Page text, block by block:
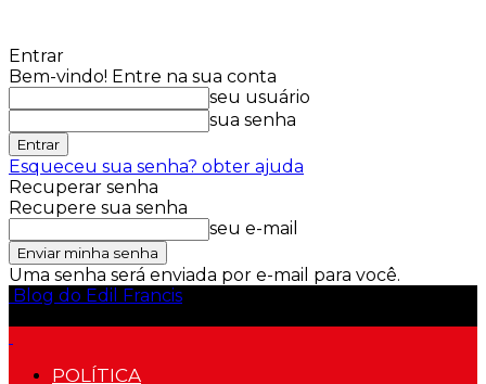
Entrar
Bem-vindo! Entre na sua conta
seu usuário
sua senha
Esqueceu sua senha? obter ajuda
Recuperar senha
Recupere sua senha
seu e-mail
Uma senha será enviada por e-mail para você.
Blog do Edil Francis
POLÍTICA